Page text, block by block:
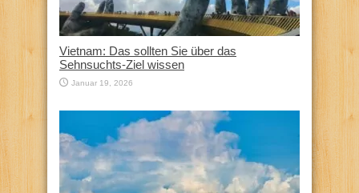
Vietnam: Das sollten Sie über das
Sehnsuchts-Ziel wissen
Januar 19, 2026